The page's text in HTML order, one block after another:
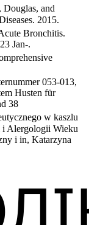
and
2015.
Bronchitis.
Jan-.
053-013,
Husten für
38
w kaszlu
i Alergologii Wieku
i in, Katarzyna